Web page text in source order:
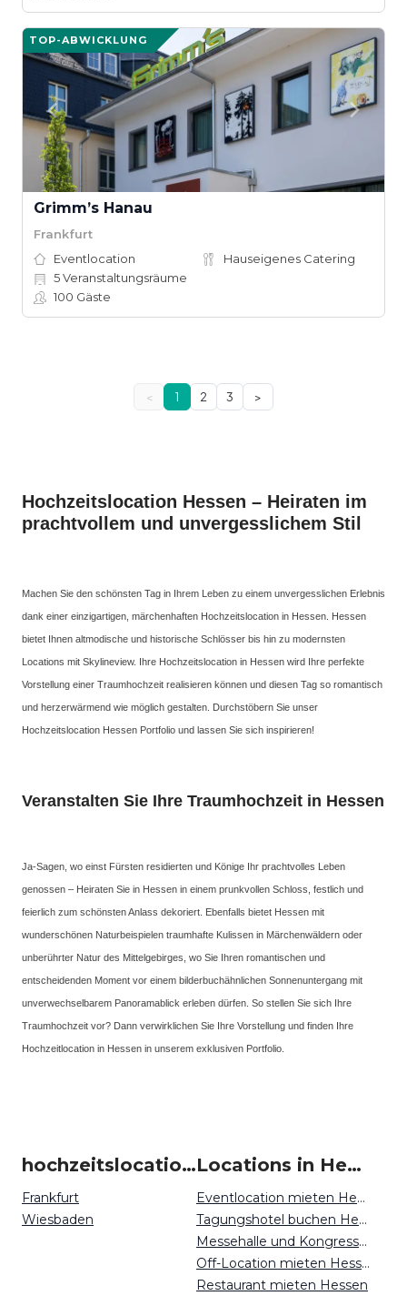
TOP-ABWICKLUNG
Grimm’s Hanau
Frankfurt
Eventlocation
Hauseigenes Catering
5Veranstaltungsräume
100 Gäste
< 1 2 3 >
Hochzeitslocation Hessen – Heiraten im
prachtvollem und unvergesslichem Stil
Machen Sie den schönsten Tag in Ihrem Leben zu einem unvergesslichen Erlebnis
dank einer einzigartigen, märchenhaften Hochzeitslocation in Hessen. Hessen
bietet Ihnen altmodische und historische Schlösser bis hin zu modernsten
Locations mit Skylineview. Ihre Hochzeitslocation in Hessen wird Ihre perfekte
Vorstellung einer Traumhochzeit realisieren können und diesen Tag so romantisch
und herzerwärmend wie möglich gestalten. Durchstöbern Sie unser
Hochzeitslocation Hessen Portfolio und lassen Sie sich inspirieren!
Veranstalten Sie Ihre Traumhochzeit in Hessen
Ja-Sagen, wo einst Fürsten residierten und Könige Ihr prachtvolles Leben
genossen – Heiraten Sie in Hessen in einem prunkvollen Schloss, festlich und
feierlich zum schönsten Anlass dekoriert. Ebenfalls bietet Hessen mit
wunderschönen Naturbeispielen traumhafte Kulissen in Märchenwäldern oder
unberührter Natur des Mittelgebirges, wo Sie Ihren romantischen und
entscheidenden Moment vor einem bilderbuchähnlichen Sonnenuntergang mit
unverwechselbarem Panoramablick erleben dürfen. So stellen Sie sich Ihre
Traumhochzeit vor? Dann verwirklichen Sie Ihre Vorstellung und finden Ihre
Hochzeitlocation in Hessen in unserem exklusiven Portfolio.
hochzeitslocation um Hessen
Frankfurt
Wiesbaden
Locations in Hessen mieten
Eventlocation mieten Hessen
Tagungshotel buchen Hessen
Messehalle und Kongresszentrum mieten Hessen
Off-Location mieten Hessen
Restaurant mieten Hessen